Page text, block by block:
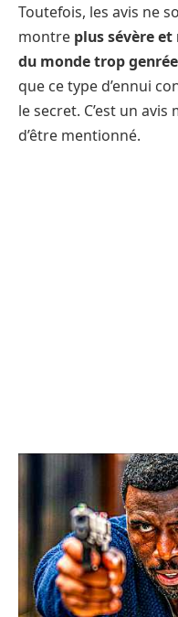
Toutefois, les avis ne
montre plus sévère
du monde trop genrée
que ce type d’ennui
le secret. C’est un
d’être mentionné.